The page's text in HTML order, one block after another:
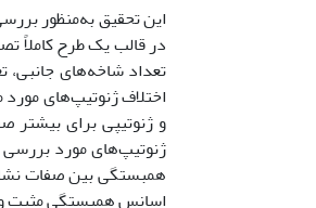
این تحقیق به‌منظور بررسی
در قالب یک طرح کاملاً
تعداد شاخه‌های
و ژنوتیپی برای بیشتر
همبستگی بین صفات